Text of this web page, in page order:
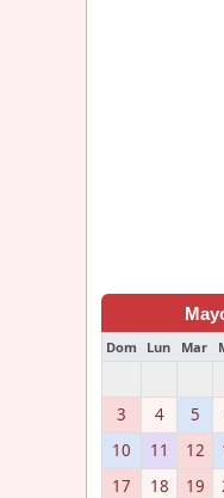
Dom Lun Mar
3
4 5
10
11 12
17
18 19